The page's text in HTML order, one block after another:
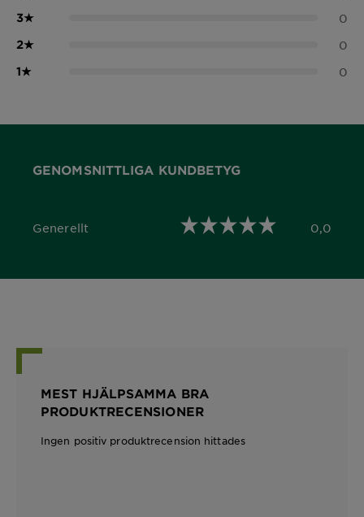
3★ 0
2★ 0
1★ 0
GENOMSNITTLIGA KUNDBETYG
Generellt
0,0 out of 5 stars 0,0
MEST HJÄLPSAMMA BRA
PRODUKTRECENSIONER
Ingen positiv produktrecension hittades